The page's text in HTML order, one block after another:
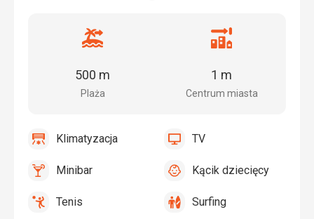
Odległość
plaży
Plaża
500 m
Odległość
centrum
Centrum miasta
1 m
Klimatyzacja
Klimatyzacja
tak TV TV
tak
Minibar,Minibar
tak
KącikKącik dziecięcy
tak
Tenis,Tenis
tak SurfingSurfing
tak